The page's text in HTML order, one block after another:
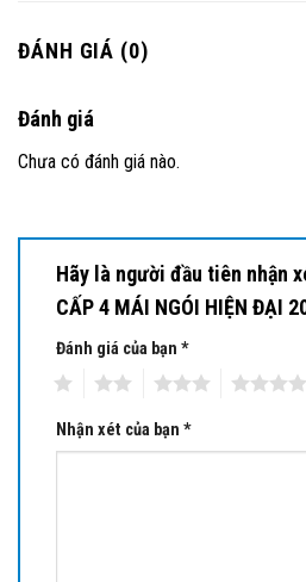
ĐÁNH GIÁ (0)
Đánh giá
Chưa có đánh giá nào.
Hãy là người đầu tiên nhận
CẤP 4 MÁI NGÓI HIỆN ĐẠI
Đánh giá của bạn *
Nhận xét của bạn *